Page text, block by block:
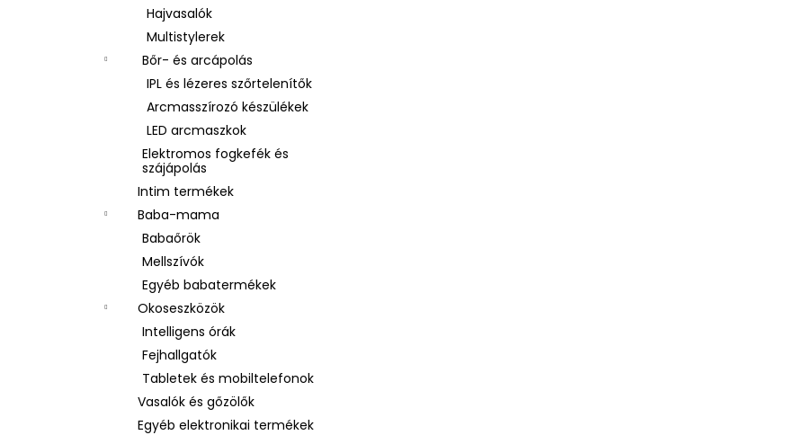
Hajvasalók
Multistylerek
Bőr- és arcápolás
IPL és lézeres szőrtelenítők
Arcmasszírozó készülékek
LED arcmaszkok
Elektromos fogkefék és
szájápolás
Intim termékek
Baba-mama
Babaőrök
Mellszívók
Egyéb babatermékek
Okoseszközök
Intelligens órák
Fejhallgatók
Tabletek és mobiltelefonok
Vasalók és gőzölők
Egyéb elektronikai termékek